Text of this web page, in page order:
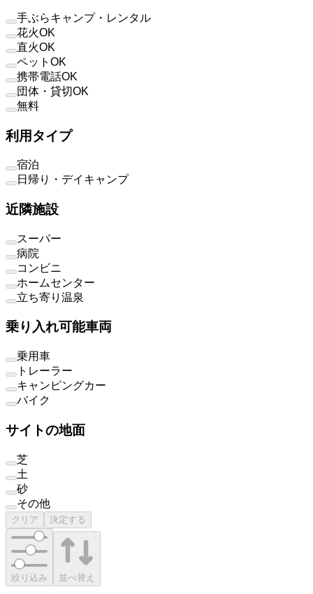
手ぶらキャンプ・レンタル
花火OK
直火OK
ペットOK
携帯電話OK
団体・貸切OK
無料
利用タイプ
宿泊
日帰り・デイキャンプ
近隣施設
スーパー
病院
コンビニ
ホームセンター
立ち寄り温泉
乗り入れ可能車両
乗用車
トレーラー
キャンピングカー
バイク
サイトの地面
芝
土
砂
その他
クリア 決定する
絞り込み 並べ替え